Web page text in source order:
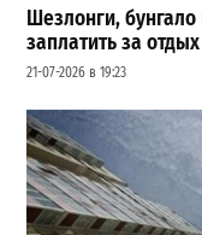
Шезлонги,
заплатить за
21-07-2026 в 19:23